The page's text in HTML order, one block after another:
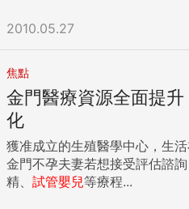
不是「三合一」，而是「三加
不叫銀行合併，叫做政治合併。 因為是舊案重提，如果真要細
究政府為何要強迫三行局合併
李登輝寫萬言書的中央銀行總
必須面臨外資和中資入侵的挑
國貨幣守門人的彭淮南，一直
行，而到最近才轉成更為具體
一五％至二○％的銀行」。舊政
2010.05.27
焦點
金門醫療資源全面提
化
獲准成立的生殖醫學中心，生
金門不孕夫妻若想接受評估諮
精、 試管嬰兒等療程...